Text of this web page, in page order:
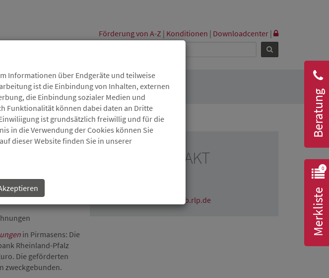
Förderung von A-Z | Konditionen | Downloadcenter |
Beratung
0
Merkliste
in Pirmasens: Die
Rheinland-Pfalz
Die geförderten
zweckgebunden.
PRESSEKONTAKT
claudia.wichmann@isb.rlp.de
Informationen über Endgeräte und teilweise
ist die Einbindung von Inhalten, externen
die Einbindung sozialer Medien und
Funktionalität können dabei daten an Dritte
ist grundsätzlich freiwillig und für die
in die Verwendung der Cookies können Sie
dieser Website finden Sie in unserer